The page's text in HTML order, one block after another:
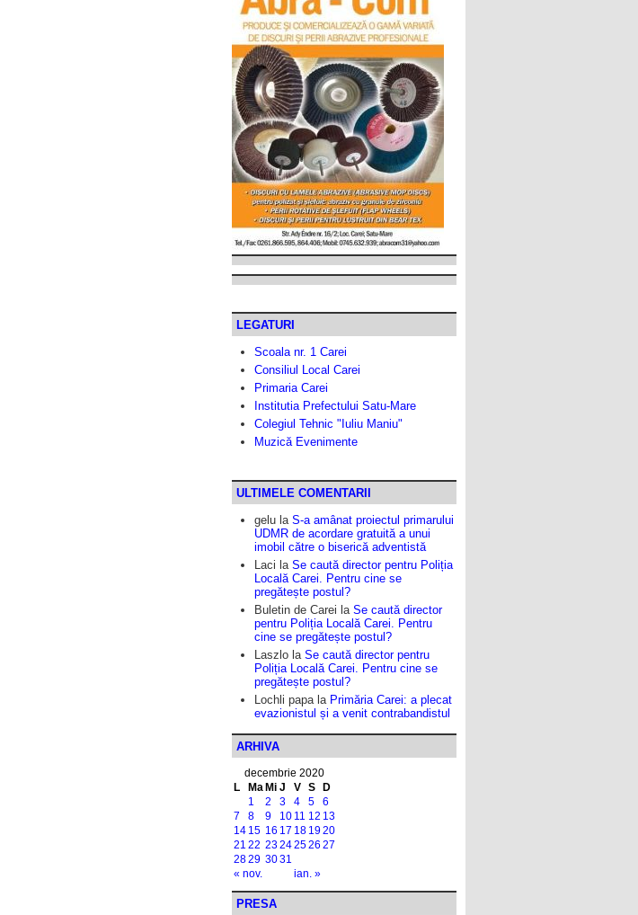
LEGATURI
Scoala nr. 1 Carei
Consiliul Local Carei
Primaria Carei
Institutia Prefectului Satu-Mare
Colegiul Tehnic "Iuliu Maniu"
Muzică Evenimente
ULTIMELE COMENTARII
gelu la S-a amânat proiectul primarului
UDMR de acordare gratuită a unui
imobil către o biserică adventistă
Laci la Se caută director pentru Poliția
Locală Carei. Pentru cine se
pregătește postul?
Buletin de Carei la Se caută director
pentru Poliția Locală Carei. Pentru
cine se pregătește postul?
Laszlo la Se caută director pentru
Poliția Locală Carei. Pentru cine se
pregătește postul?
Lochli papala Primăria Carei: a plecat
evazionistul și a venit contrabandistul
ARHIVA
decembrie 2020
L
Ma Mi J V S D
« nov. ian. »
1 2 3 4 5
6
7
8 9 10 11 12 13
14 15 16 17 18 1920
21 22 23242526 27
2829 3031
PRESA